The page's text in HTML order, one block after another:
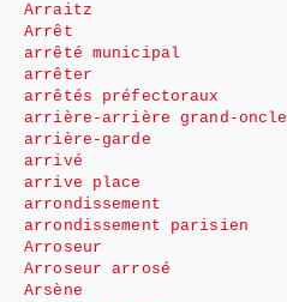
Arraitz
Arrêt
arrêté municipal
arrêter
arrêtés préfectoraux
arrière-arrière grand-oncle
arrière-garde
arrivé
arrive place
arrondissement
arrondissement parisien
Arroseur
Arroseur arrosé
Arsène